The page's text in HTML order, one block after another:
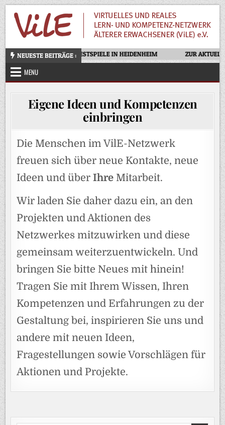
Skip
to
content
NEUESTE BEITRÄGE :
OTELLO – OPERNFESTSPIELE IN HEIDENHEIM ZUR
MENU
Eigene Ideen und Kompetenzen
einbringen
Die Menschen im VilE-Netzwerk
freuen sich über neue Kontakte, neue
Ideen und überIhre Mitarbeit.
Wir laden Sie daher dazu ein, an den
Projekten und Aktionen des
Netzwerkes mitzuwirken und diese
gemeinsam weiterzuentwickeln. Und
bringen Sie bitte Neues mit hinein!
Tragen Sie mit Ihrem Wissen, Ihren
Kompetenzen und Erfahrungen zu der
Gestaltung bei, inspirieren Sie uns und
andere mit neuen Ideen,
Fragestellungen sowie Vorschlägen für
Aktionen und Projekte.